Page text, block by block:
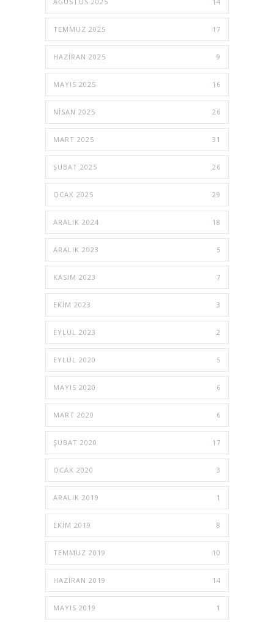
TEMMUZ 2025 17
HAZIRAN 2025 9
MAYIS 2025 16
NISAN 2025 26
MART 2025 31
ŞUBAT 2025 26
OCAK 2025 29
ARALIK 2024 18
ARALIK 2023 5
KASIM 2023 7
EKIM 2023 3
EYLÜL 2023 2
EYLÜL 2020 5
MAYIS 2020 6
MART 2020 6
ŞUBAT 2020 17
OCAK 2020 3
ARALIK 2019 1
EKIM 2019 8
TEMMUZ 2019 10
HAZIRAN 2019 14
MAYIS 2019 1